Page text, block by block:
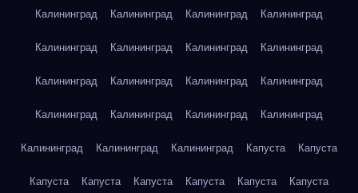
Калининград Калининград Калининград Калининград
Калининград Калининград Калининград Калининград
Калининград Калининград Калининград Калининград
Калининград Калининград Калининград Калининград
Калининград Калининград Калининград Капуста Капуста
Капуста Капуста Капуста Капуста Капуста Капуста